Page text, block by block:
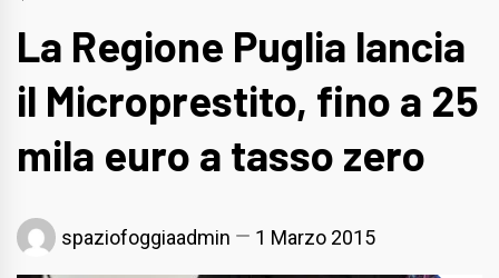
La Regione Puglia lancia
il Microprestito, fino a 25
mila euro a tasso zero
spaziofoggiaadmin 1 Marzo 2015